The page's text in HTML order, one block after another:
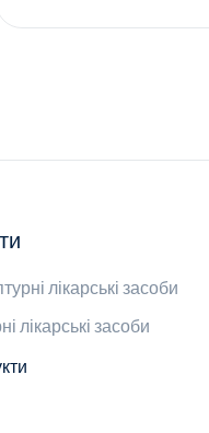
лікарські засоби
лікарські засоби